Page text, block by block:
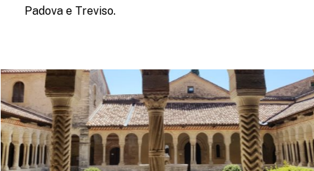
Padova e Treviso.